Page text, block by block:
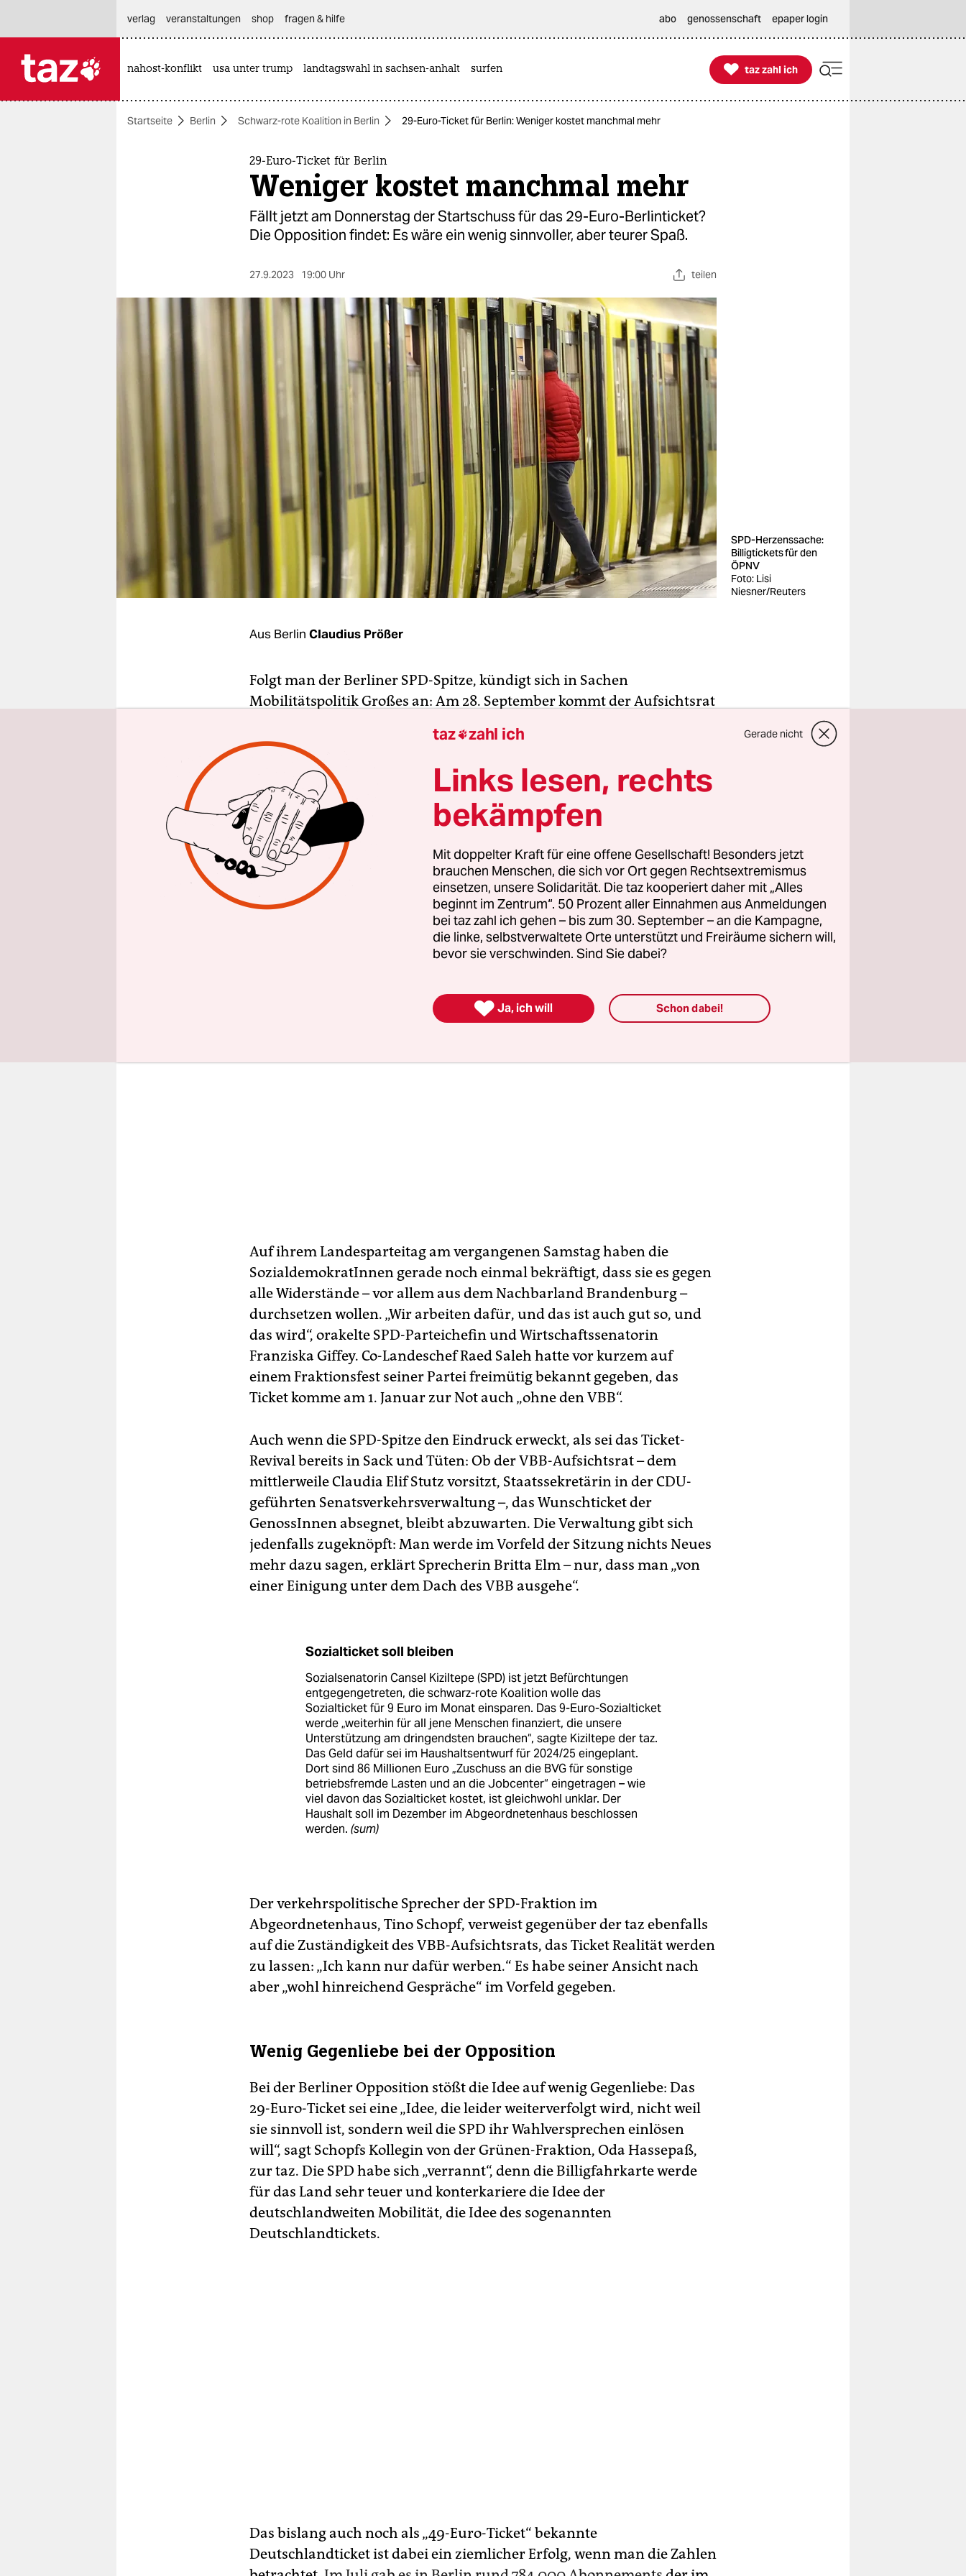
themen
nord
unterstützen
abo
verlag
veranstaltungen shop fragen & hilfe abo genossenschaft epaper login
nahost-konflikt usa unter trump landtagswahl in sachsen-anhalt surfen 
taz zahl ich
taz zahl ich
Startseite Berlin Schwarz-rote Koalition in Berlin 29-Euro-Ticket für Berlin: Weniger kostet manchmal mehr
29-Euro-Ticket für Berlin
Weniger kostet manchmal mehr
Fällt jetzt am Donnerstag der Startschuss für das 29-Euro-Berlinticket?
Die Opposition findet: Es wäre ein wenig sinnvoller, aber teurer Spaß.
27.9.2023 19:00 Uhr teilen
SPD-Herzenssache:
Billigtickets für den
ÖPNV
Foto: Lisi
Niesner/Reuters
Aus Berlin Claudius Prößer
Folgt man der Berliner SPD-Spitze, kündigt sich in Sachen
Mobilitätspolitik Großes an: Am 28. September kommt der Aufsichtsrat
werde „etwas Wichtiges“ verkünden. Was das sein soll, ist unschwer zu
erraten. Schließlich ist die Tagesordnung kein Geheimnis: Das
Gremium berät über den Wunsch der schwarz-roten Koalition, ein
„Berlinticket AB“ für alle zum Preis von 29 Euro einzuführen.
Die Fortführung des vor gut einem Jahr erstmals eingeführten,
ausschließlich im Tarifbereich AB geltenden Tickets war das SPD-
Wahlkampfversprechen schlechthin. Später schaffte es das Projekt
auch in den Koalitionsvertrag mit der CDU, während das Ticket selbst
Ende April auslief. Die SPD wollte sich mit dem Aus nie zufrieden
Auf ihrem Landesparteitag am vergangenen Samstag haben die
SozialdemokratInnen gerade noch einmal bekräftigt, dass sie es gegen
alle Widerstände – vor allem aus dem Nachbarland Brandenburg –
durchsetzen wollen. „Wir arbeiten dafür, und das ist auch gut so, und
das wird“, orakelte SPD-Parteichefin und Wirtschaftssenatorin
Franziska Giffey. Co-Landeschef Raed Saleh hatte vor kurzem auf
einem Fraktionsfest seiner Partei freimütig bekannt gegeben, das
Ticket komme am 1. Januar zur Not auch „ohne den VBB“.
Auch wenn die SPD-Spitze den Eindruck erweckt, als sei das Ticket-
Revival bereits in Sack und Tüten: Ob der VBB-Aufsichtsrat – dem
mittlerweile Claudia Elif Stutz vorsitzt, Staatssekretärin in der CDU-
geführten Senatsverkehrsverwaltung –, das Wunschticket der
GenossInnen absegnet, bleibt abzuwarten. Die Verwaltung gibt sich
jedenfalls zugeknöpft: Man werde im Vorfeld der Sitzung nichts Neues
mehr dazu sagen, erklärt Sprecherin Britta Elm – nur, dass man „von
einer Einigung unter dem Dach des VBB ausgehe“.
Sozialticket soll bleiben
Sozialsenatorin Cansel Kiziltepe (SPD) ist jetzt Befürchtungen
entgegengetreten, die schwarz-rote Koalition wolle das
Sozialticket für 9 Euro im Monat einsparen. Das 9-Euro-Sozialticket
werde „weiterhin für all jene Menschen finanziert, die unsere
Unterstützung am dringendsten brauchen“, sagte Kiziltepe der taz.
Das Geld dafür sei im Haushaltsentwurf für 2024/25 eingeplant.
Dort sind 86 Millionen Euro „Zuschuss an die BVG für sonstige
betriebsfremde Lasten und an die Jobcenter“ eingetragen – wie
viel davon das Sozialticket kostet, ist gleichwohl unklar. Der
Haushalt soll im Dezember im Abgeordnetenhaus beschlossen
werden. (sum)
Der verkehrspolitische Sprecher der SPD-Fraktion im
Abgeordnetenhaus, Tino Schopf, verweist gegenüber der taz ebenfalls
auf die Zuständigkeit des VBB-Aufsichtsrats, das Ticket Realität werden
zu lassen: „Ich kann nur dafür werben.“ Es habe seiner Ansicht nach
aber „wohl hinreichend Gespräche“ im Vorfeld gegeben.
Wenig Gegenliebe bei der Opposition
Bei der Berliner Opposition stößt die Idee auf wenig Gegenliebe: Das
29-Euro-Ticket sei eine „Idee, die leider weiterverfolgt wird, nicht weil
sie sinnvoll ist, sondern weil die SPD ihr Wahlversprechen einlösen
will“, sagt Schopfs Kollegin von der Grünen-Fraktion, Oda Hassepaß,
zur taz. Die SPD habe sich „verrannt“, denn die Billigfahrkarte werde
für das Land sehr teuer und konterkariere die Idee der
deutschlandweiten Mobilität, die Idee des sogenannten
Deutschlandtickets.
Das bislang auch noch als „49-Euro-Ticket“ bekannte
Deutschlandticket ist dabei ein ziemlicher Erfolg, wenn man die Zahlen
taz zahl ich Gerade nicht
Links lesen, rechts
bekämpfen
Mit doppelter Kraft für eine offene Gesellschaft! Besonders jetzt
brauchen Menschen, die sich vor Ort gegen Rechtsextremismus
einsetzen, unsere Solidarität. Die taz kooperiert daher mit „Alles
beginnt im Zentrum“. 50 Prozent aller Einnahmen aus Anmeldungen
bei taz zahl ich gehen – bis zum 30. September – an die Kampagne,
die linke, selbstverwaltete Orte unterstützt und Freiräume sichern will,
bevor sie verschwinden. Sind Sie dabei?
 Ja, ich will Schon dabei!